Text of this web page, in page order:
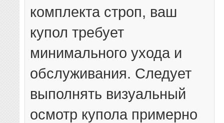
комплекта строп, ваш
купол требует
минимального ухода и
обслуживания. Следует
выполнять визуальный
осмотр купола примерно